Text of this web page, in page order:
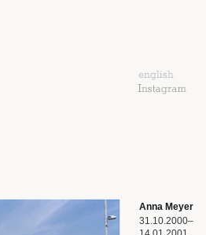
Anna Meyer
31.10.2000–